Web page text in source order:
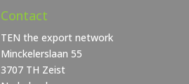
Contact
TEN the export network
Minckelerslaan 55
3707 TH Zeist